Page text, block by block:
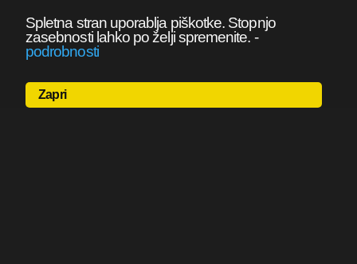
Spletna stran uporablja piškotke. Stopnjo
zasebnosti lahko po želji spremenite. -
podrobnosti
Zapri